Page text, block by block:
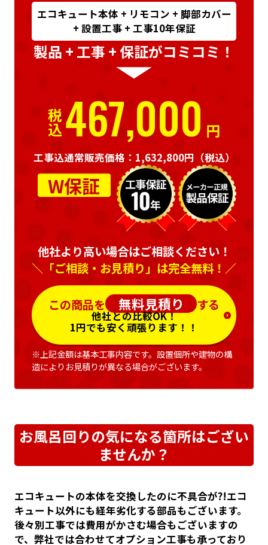
エコキュート本体 + リモコン + 脚部カバー
+ 設置工事 + 工事10年保証
製品 + 工事 + 保証がコミコミ！
W保証
税込467,000 円
工事込通常販売価格：1,632,800円 （税込）
他社より高い場合はご相談ください！
＼「ご相談・お見積り」は完全無料！／
この商品を 無料見積り する
他社との比較OK！
1円でも安く頑張ります！！
※上記金額は基本工事内容です。設置個所や建物の構
造によりお見積りが異なる場合がございます。
お風呂回りの気になる箇所はござい
ませんか？
エコキュートの本体を交換したのに不具合が?!エコ
キュート以外にも経年劣化する部品もございます。
後々別工事では費用がかさむ場合もございますの
で、弊社では合わせてオプション工事も承っており